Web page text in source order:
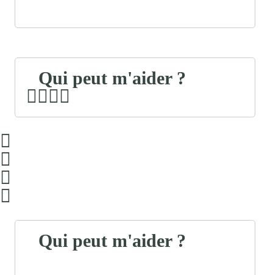
Qui peut m'aider ?
Qui peut m'aider ?